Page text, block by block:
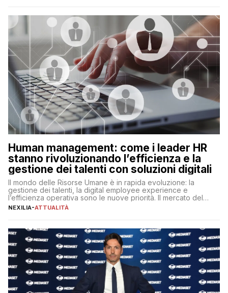
operazioni, bensì comporta […]
Human management: come i leader HR
stanno rivoluzionando l’efficienza e la
gestione dei talenti con soluzioni digitali
Il mondo delle Risorse Umane è in rapida evoluzione: la
gestione dei talenti, la digital employee experience e
l’efficienza operativa sono le nuove priorità. Il mercato del
lavoro, d’altra parte, è sempre più competitivo con una lotta
NEXILIA-ATTUALITÀ